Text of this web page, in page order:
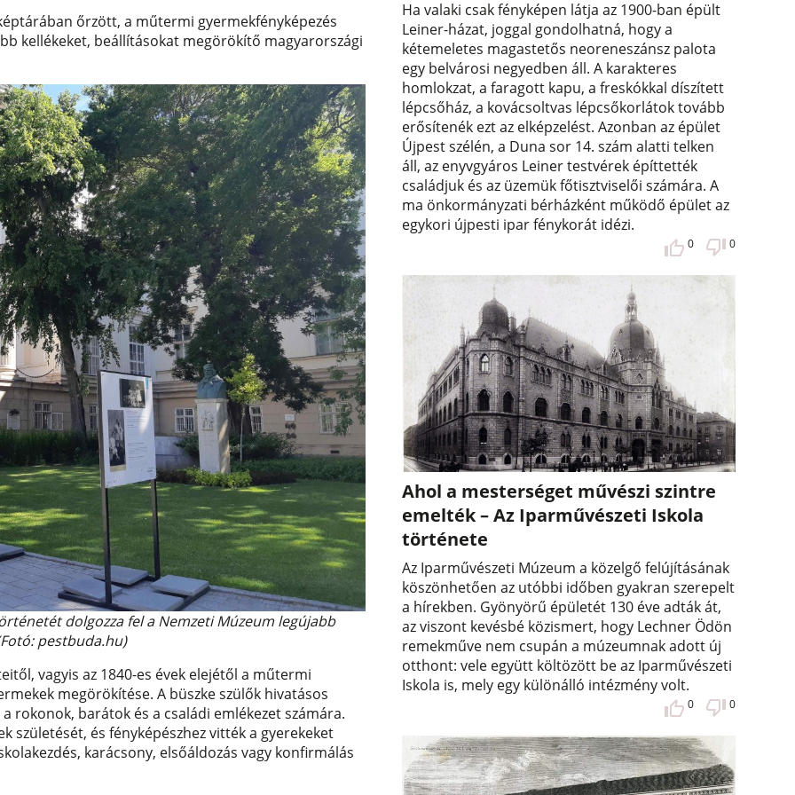
őrzött, a műtermi gyermekfényképezés
kellékeket, beállításokat megörökítő magyarországi
dolgozza fel a Nemzeti Múzeum legújabb
pestbuda.hu)
vagyis az 1840-es évek elejétől a műtermi
megörökítése. A büszke szülők hivatásos
rokonok, barátok és a családi emlékezet számára.
születését, és fényképészhez vitték a gyerekeket
karácsony, elsőáldozás vagy konfirmálás
Ha valaki csak fényképen látja az 1900-ban épült
Leiner-házat, joggal gondolhatná, hogy a
kétemeletes magastetős neoreneszánsz palota
egy belvárosi negyedben áll. A karakteres
homlokzat, a faragott kapu, a freskókkal díszített
lépcsőház, a kovácsoltvas lépcsőkorlátok tovább
erősítenék ezt az elképzelést. Azonban az épület
Újpest szélén, a Duna sor 14. szám alatti telken
áll, az enyvgyáros Leiner testvérek építtették
családjuk és az üzemük főtisztviselői számára. A
ma önkormányzati bérházként működő épület az
egykori újpesti ipar fénykorát idézi.
0 0
Ahol a mesterséget művészi szintre
emelték – Az Iparművészeti Iskola
története
Az Iparművészeti Múzeum a közelgő felújításának
köszönhetően az utóbbi időben gyakran szerepelt
a hírekben. Gyönyörű épületét 130 éve adták át,
az viszont kevésbé közismert, hogy Lechner Ödön
remekműve nem csupán a múzeumnak adott új
otthont: vele együtt költözött be az Iparművészeti
Iskola is, mely egy különálló intézmény volt.
0 0